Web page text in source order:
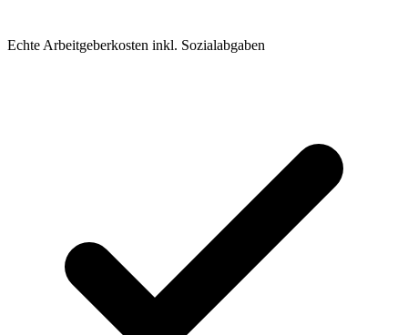
Echte Arbeitgeberkosten inkl. Sozialabgaben